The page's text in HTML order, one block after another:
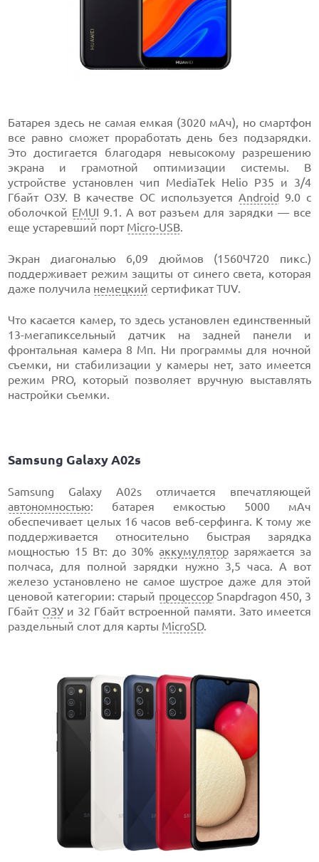
Батарея здесь не самая емкая (3020 мАч), но смартфон
все равно сможет проработать день без подзарядки.
Это достигается благодаря невысокому разрешению
экрана и грамотной оптимизации системы. В
устройстве установлен чип MediaTek Helio P35 и 3/4
Гбайт ОЗУ. В качестве ОС используется Android 9.0 с
оболочкой EMUI 9.1. А вот разъем для зарядки — все
еще устаревший порт Micro-USB.
Экран диагональю 6,09 дюймов (1560Ч720 пикс.)
поддерживает режим защиты от синего света, которая
даже получила немецкий сертификат TUV.
Что касается камер, то здесь установлен единственный
13-мегапиксельный датчик на задней панели и
фронтальная камера 8 Мп. Ни программы для ночной
съемки, ни стабилизации у камеры нет, зато имеется
режим PRO, который позволяет вручную выставлять
настройки съемки.
Samsung Galaxy A02s
Samsung Galaxy A02s отличается впечатляющей
автономностью: батарея емкостью 5000 мАч
обеспечивает целых 16 часов веб-серфинга. К тому же
поддерживается относительно быстрая зарядка
мощностью 15 Вт: до 30% аккумуляторзаряжается за
полчаса, для полной зарядки нужно 3,5 часа. А вот
железо установлено не самое шустрое даже для этой
ценовой категории: старый процессорSnapdragon 450, 3
Гбайт ОЗУ и 32 Гбайт встроенной памяти. Зато имеется
раздельный слот для карты MicroSD.